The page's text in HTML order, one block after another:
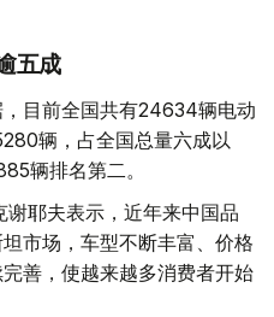
五成
目前全国共有24634辆电动
辆，占全国总量六成以
辆排名第二。
谢耶夫表示，近年来中国品
市场，车型不断丰富、价格
善，使越来越多消费者开始